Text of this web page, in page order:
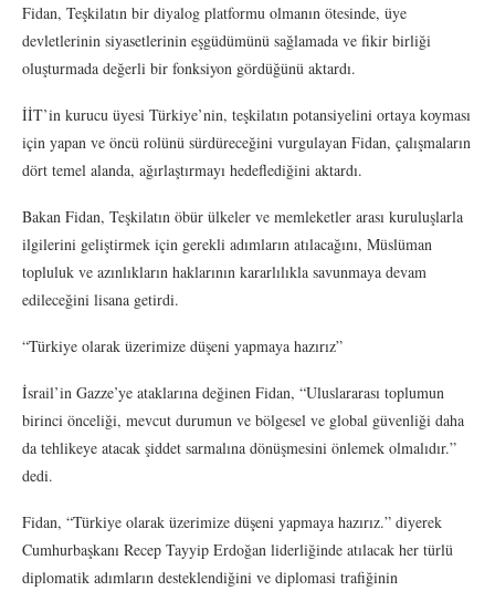
Fidan, Teşkilatın bir diyalog platformu olmanın ötesinde, üye
devletlerinin siyasetlerinin eşgüdümünü sağlamada ve fikir birliği
oluşturmada değerli bir fonksiyon gördüğünü aktardı.
İİT’in kurucu üyesi Türkiye’nin, teşkilatın potansiyelini ortaya koyması
için yapan ve öncü rolünü sürdüreceğini vurgulayan Fidan, çalışmaların
dört temel alanda, ağırlaştırmayı hedeflediğini aktardı.
Bakan Fidan, Teşkilatın öbür ülkeler ve memleketler arası kuruluşlarla
ilgilerini geliştirmek için gerekli adımların atılacağını, Müslüman
topluluk ve azınlıkların haklarının kararlılıkla savunmaya devam
edileceğini lisana getirdi.
“Türkiye olarak üzerimize düşeni yapmaya hazırız”
İsrail’in Gazze’ye ataklarına değinen Fidan, “Uluslararası toplumun
birinci önceliği, mevcut durumun ve bölgesel ve global güvenliği daha
da tehlikeye atacak şiddet sarmalına dönüşmesini önlemek olmalıdır.”
dedi.
Fidan, “Türkiye olarak üzerimize düşeni yapmaya hazırız.” diyerek
Cumhurbaşkanı Recep Tayyip Erdoğan liderliğinde atılacak her türlü
diplomatik adımların desteklendiğini ve diplomasi trafiğinin